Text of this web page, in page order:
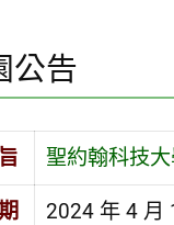
公告
聖約翰科技
2024 年 4 月